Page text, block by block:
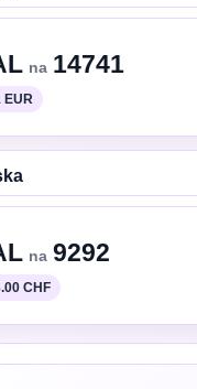
na 14741
EUR
na 9292
CHF